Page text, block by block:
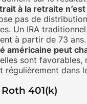
à la retraite
pas de
Un IRA
à partir de 73 ans.
américaine peut
sont favorables,
régulièrement dans
401(k)